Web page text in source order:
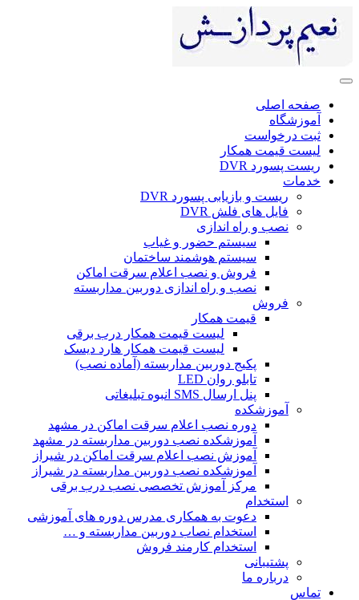
صفحه اصلی
آموزشگاه
ثبت درخواست
لیست قیمت همکار
ریست پسورد DVR
خدمات
ریست و بازیابی پسورد DVR
فایل های فلش DVR
نصب و راه اندازی
سیستم حضور و غیاب
سیستم هوشمند ساختمان
فروش و نصب اعلام سرقت اماکن
نصب و راه اندازی دوربین مداربسته
فروش
قیمت همکار
لیست قیمت همکار درب برقی
لیست قیمت همکار هارد دیسک
پکیج دوربین مداربسته (آماده نصب)
تابلو روان LED
پنل ارسال SMS انبوه تبلیغاتی
آموزشکده
دوره نصب اعلام سرقت اماکن در مشهد
آموزشکده نصب دوربین مداربسته در مشهد
آموزش نصب اعلام سرقت اماکن در شیراز
آموزشکده نصب دوربین مداربسته در شیراز
مرکز آموزش تخصصی نصب درب برقی
استخدام
دعوت به همکاری مدرس دوره های آموزشی
استخدام نصاب دوربین مداربسته و …
استخدام کارمند فروش
پشتیبانی
درباره ما
تماس